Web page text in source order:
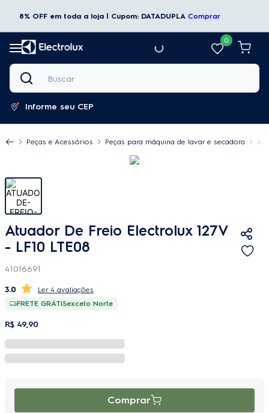
8% OFF em toda a loja | Cupom: DATADUPLA Comprar
0
Buscar
Informe seu CEP
Peças e Acessórios Peças para máquina de lavar e secadora
Atuador De Freio Electrolux 127V
- LF10 LTE08
41016691
3.0
4 avaliações
FRETE GRÁTISexceto Norte
R$ 49,90
Comprar